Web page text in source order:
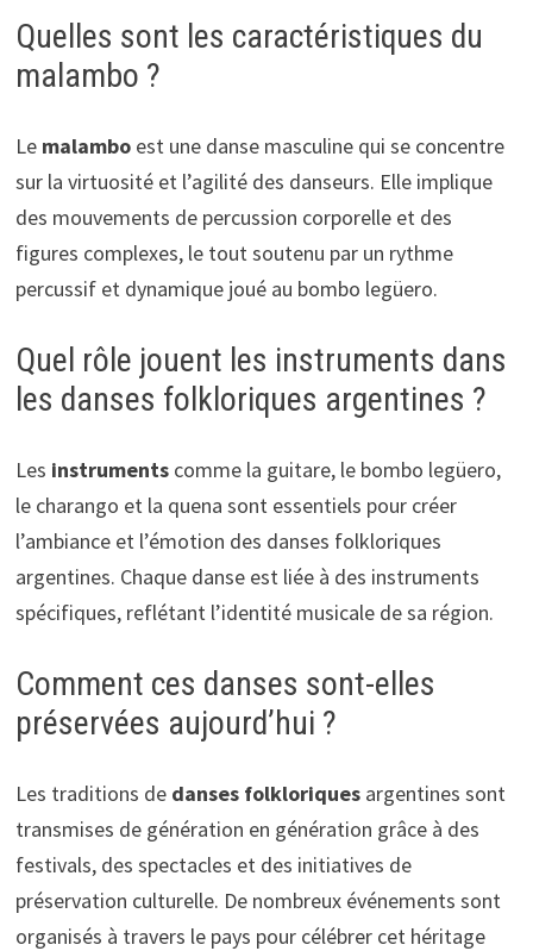
Quelles sont les caractéristiques du
malambo ?
Le malamboest une danse masculine qui se concentre
sur la virtuosité et l’agilité des danseurs. Elle implique
des mouvements de percussion corporelle et des
figures complexes, le tout soutenu par un rythme
percussif et dynamique joué au bombo legüero.
Quel rôle jouent les instruments dans
les danses folkloriques argentines ?
Les instrumentscomme la guitare, le bombo legüero,
le charango et la quena sont essentiels pour créer
l’ambiance et l’émotion des danses folkloriques
argentines. Chaque danse est liée à des instruments
spécifiques, reflétant l’identité musicale de sa région.
Comment ces danses sont-elles
préservées aujourd’hui ?
Les traditions de danses folkloriquesargentines sont
transmises de génération en génération grâce à des
festivals, des spectacles et des initiatives de
préservation culturelle. De nombreux événements sont
organisés à travers le pays pour célébrer cet héritage